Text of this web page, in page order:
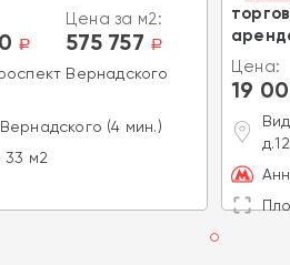
a
Цена за м2:
575 757 a
Вернадского
(4 мин.)
33 м2
Цена:
19
д.12